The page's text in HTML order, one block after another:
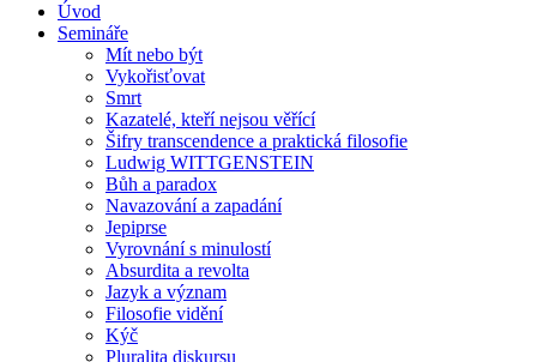
Úvod
Semináře
Mít nebo být
Vykořisťovat
Smrt
Kazatelé, kteří nejsou věřící
Šifry transcendence a praktická filosofie
Ludwig WITTGENSTEIN
Bůh a paradox
Navazování a zapadání
Jepiprse
Vyrovnání s minulostí
Absurdita a revolta
Jazyk a význam
Filosofie vidění
Kýč
Pluralita diskursu